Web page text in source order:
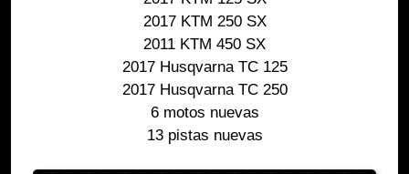
2017 KTM 250 SX
2011 KTM 450 SX
2017 Husqvarna TC 125
2017 Husqvarna TC 250
6 motos nuevas
13 pistas nuevas